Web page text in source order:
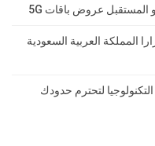
المملكة العربية السعودية
لتحترم حدودك